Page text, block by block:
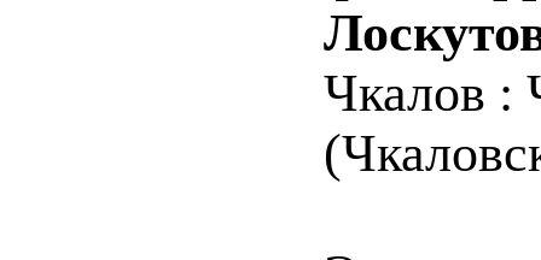
Чкалов :